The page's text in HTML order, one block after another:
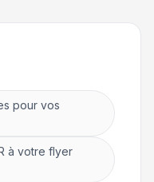
pour vos
à votre flyer